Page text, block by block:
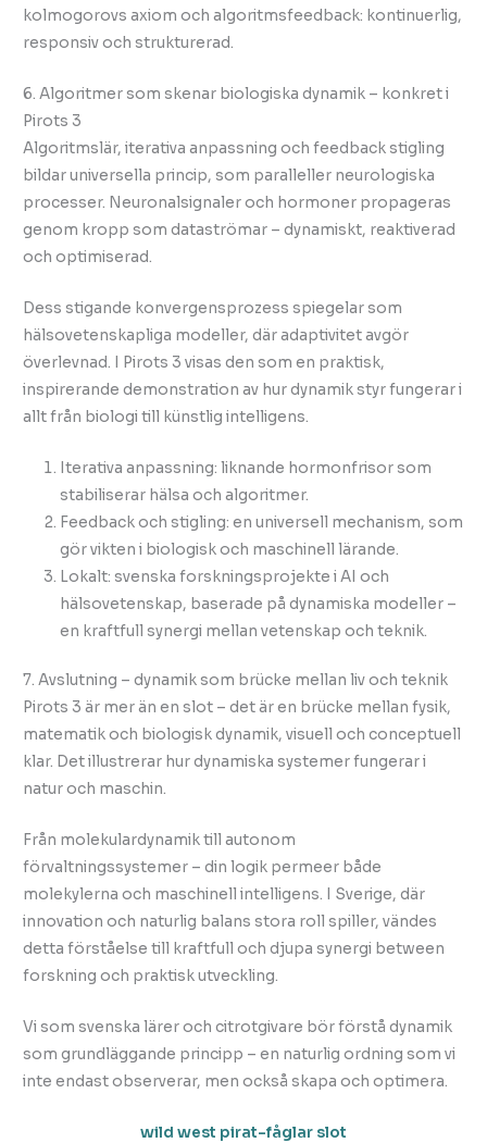
kolmogorovs axiom och algoritmsfeedback: kontinuerlig,
responsiv och strukturerad.
6. Algoritmer som skenar biologiska dynamik – konkret i
Pirots 3
Algoritmslär, iterativa anpassning och feedback stigling
bildar universella princip, som paralleller neurologiska
processer. Neuronalsignaler och hormoner propageras
genom kropp som dataströmar – dynamiskt, reaktiverad
och optimiserad.
Dess stigande konvergensprozess spiegelar som
hälsovetenskapliga modeller, där adaptivitet avgör
överlevnad. I Pirots 3 visas den som en praktisk,
inspirerande demonstration av hur dynamik styr fungerar i
allt från biologi till künstlig intelligens.
Iterativa anpassning: liknande hormonfrisor som
stabiliserar hälsa och algoritmer.
Feedback och stigling: en universell mechanism, som
gör vikten i biologisk och maschinell lärande.
Lokalt: svenska forskningsprojekte i AI och
hälsovetenskap, baserade på dynamiska modeller –
en kraftfull synergi mellan vetenskap och teknik.
7. Avslutning – dynamik som brücke mellan liv och teknik
Pirots 3 är mer än en slot – det är en brücke mellan fysik,
matematik och biologisk dynamik, visuell och conceptuell
klar. Det illustrerar hur dynamiska systemer fungerar i
natur och maschin.
Från molekulardynamik till autonom
förvaltningssystemer – din logik permeer både
molekylerna och maschinell intelligens. I Sverige, där
innovation och naturlig balans stora roll spiller, vändes
detta förståelse till kraftfull och djupa synergi between
forskning och praktisk utveckling.
Vi som svenska lärer och citrotgivare bör förstå dynamik
som grundläggande principp – en naturlig ordning som vi
inte endast observerar, men också skapa och optimera.
wild west pirat-fåglar slot